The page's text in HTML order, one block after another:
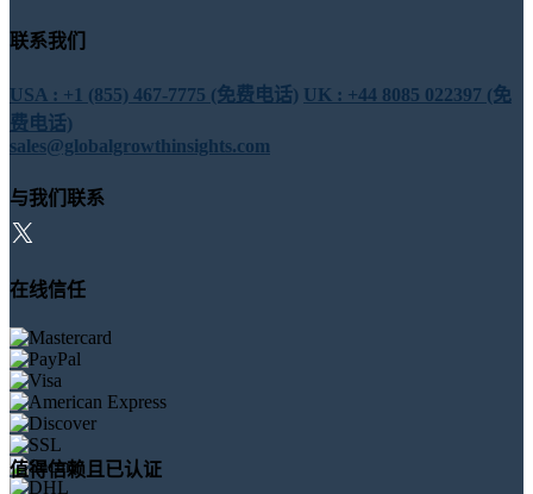
联系我们
USA : +1 (855) 467-7775 (免费电话) UK : +44 8085 022397 (免
费电话)
sales@globalgrowthinsights.com
与我们联系
在线信任
值得信赖且已认证